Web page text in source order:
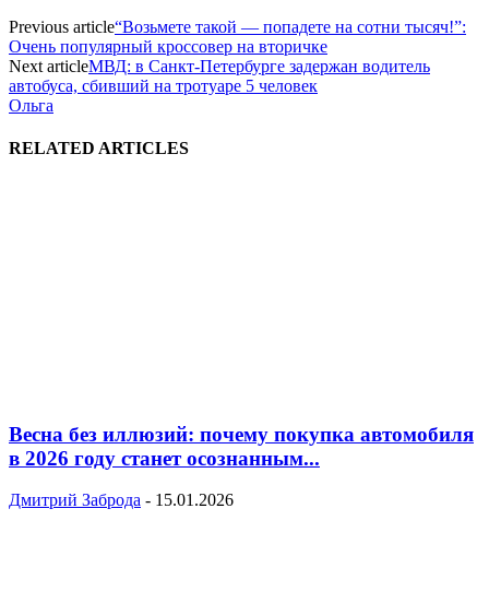
Previous article“Возьмете такой — попадете на сотни тысяч!”:
Очень популярный кроссовер на вторичке
Next articleМВД: в Санкт-Петербурге задержан водитель
автобуса, сбивший на тротуаре 5 человек
Ольга
RELATED ARTICLES
Весна без иллюзий: почему покупка автомобиля
в 2026 году станет осознанным...
Дмитрий Заброда - 15.01.2026